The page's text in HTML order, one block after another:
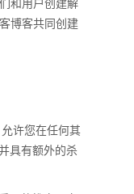
和用户创建解
博客共同创建
许您在任何其
具有额外的杀